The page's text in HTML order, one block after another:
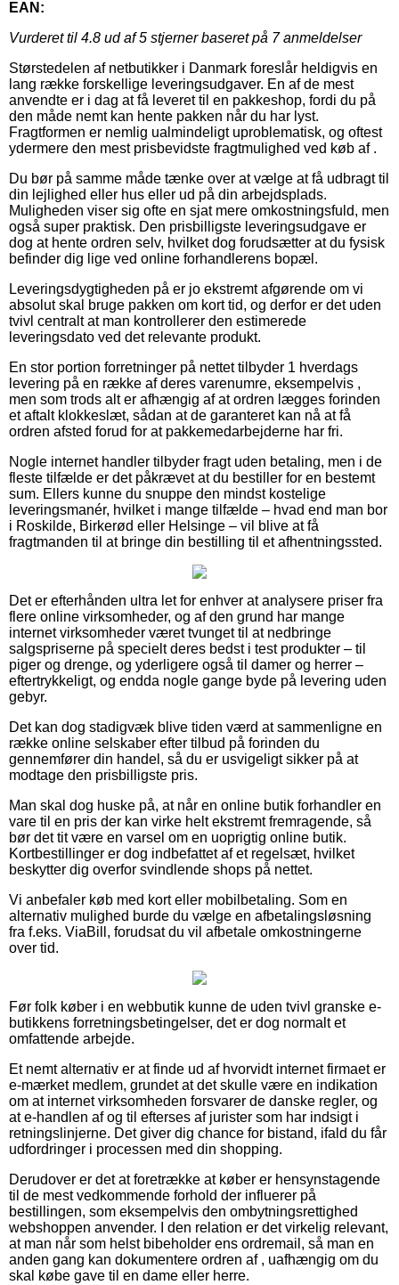
EAN:
Vurderet til 4.8 ud af 5 stjerner baseret på 7anmeldelser
Størstedelen af netbutikker i Danmark foreslår heldigvis en
lang række forskellige leveringsudgaver. En af de mest
anvendte er i dag at få leveret til en pakkeshop, fordi du på
den måde nemt kan hente pakken når du har lyst.
Fragtformen er nemlig ualmindeligt uproblematisk, og oftest
ydermere den mest prisbevidste fragtmulighed ved køb af .
Du bør på samme måde tænke over at vælge at få udbragt til
din lejlighed eller hus eller ud på din arbejdsplads.
Muligheden viser sig ofte en sjat mere omkostningsfuld, men
også super praktisk. Den prisbilligste leveringsudgave er
dog at hente ordren selv, hvilket dog forudsætter at du fysisk
befinder dig lige ved online forhandlerens bopæl.
Leveringsdygtigheden på er jo ekstremt afgørende om vi
absolut skal bruge pakken om kort tid, og derfor er det uden
tvivl centralt at man kontrollerer den estimerede
leveringsdato ved det relevante produkt.
En stor portion forretninger på nettet tilbyder 1 hverdags
levering på en række af deres varenumre, eksempelvis ,
men som trods alt er afhængig af at ordren lægges forinden
et aftalt klokkeslæt, sådan at de garanteret kan nå at få
ordren afsted forud for at pakkemedarbejderne har fri.
Nogle internet handler tilbyder fragt uden betaling, men i de
fleste tilfælde er det påkrævet at du bestiller for en bestemt
sum. Ellers kunne du snuppe den mindst kostelige
leveringsmanér, hvilket i mange tilfælde – hvad end man bor
i Roskilde, Birkerød eller Helsinge – vil blive at få
fragtmanden til at bringe din bestilling til et afhentningssted.
Det er efterhånden ultra let for enhver at analysere priser fra
flere online virksomheder, og af den grund har mange
internet virksomheder været tvunget til at nedbringe
salgspriserne på specielt deres bedst i test produkter – til
piger og drenge, og yderligere også til damer og herrer –
eftertrykkeligt, og endda nogle gange byde på levering uden
gebyr.
Det kan dog stadigvæk blive tiden værd at sammenligne en
række online selskaber efter tilbud på forinden du
gennemfører din handel, så du er usvigeligt sikker på at
modtage den prisbilligste pris.
Man skal dog huske på, at når en online butik forhandler en
vare til en pris der kan virke helt ekstremt fremragende, så
bør det tit være en varsel om en uoprigtig online butik.
Kortbestillinger er dog indbefattet af et regelsæt, hvilket
beskytter dig overfor svindlende shops på nettet.
Vi anbefaler køb med kort eller mobilbetaling. Som en
alternativ mulighed burde du vælge en afbetalingsløsning
fra f.eks. ViaBill, forudsat du vil afbetale omkostningerne
over tid.
Før folk køber i en webbutik kunne de uden tvivl granske e-
butikkens forretningsbetingelser, det er dog normalt et
omfattende arbejde.
Et nemt alternativ er at finde ud af hvorvidt internet firmaet er
e-mærket medlem, grundet at det skulle være en indikation
om at internet virksomheden forsvarer de danske regler, og
at e-handlen af og til efterses af jurister som har indsigt i
retningslinjerne. Det giver dig chance for bistand, ifald du får
udfordringer i processen med din shopping.
Derudover er det at foretrække at køber er hensynstagende
til de mest vedkommende forhold der influerer på
bestillingen, som eksempelvis den ombytningsrettighed
webshoppen anvender. I den relation er det virkelig relevant,
at man når som helst bibeholder ens ordremail, så man en
anden gang kan dokumentere ordren af , uafhængig om du
skal købe gave til en dame eller herre.